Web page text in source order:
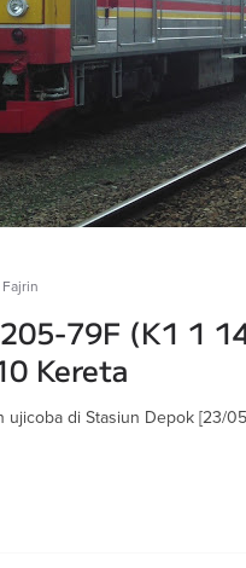
79F (K1 1
Kereta
di Stasiun Depok [23/